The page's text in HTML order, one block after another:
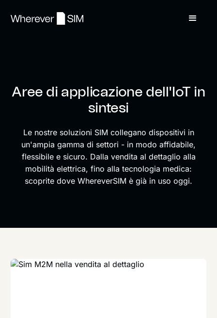
Aree di applicazione dell'IoT in
sintesi
Le nostre soluzioni SIM collegano dispositivi in
un'ampia gamma di settori - in modo affidabile,
flessibile e sicuro. Dalla vendita al dettaglio alla
mobilità elettrica, fino alla tecnologia medica:
scoprite dove WhereverSIM è già in uso oggi.